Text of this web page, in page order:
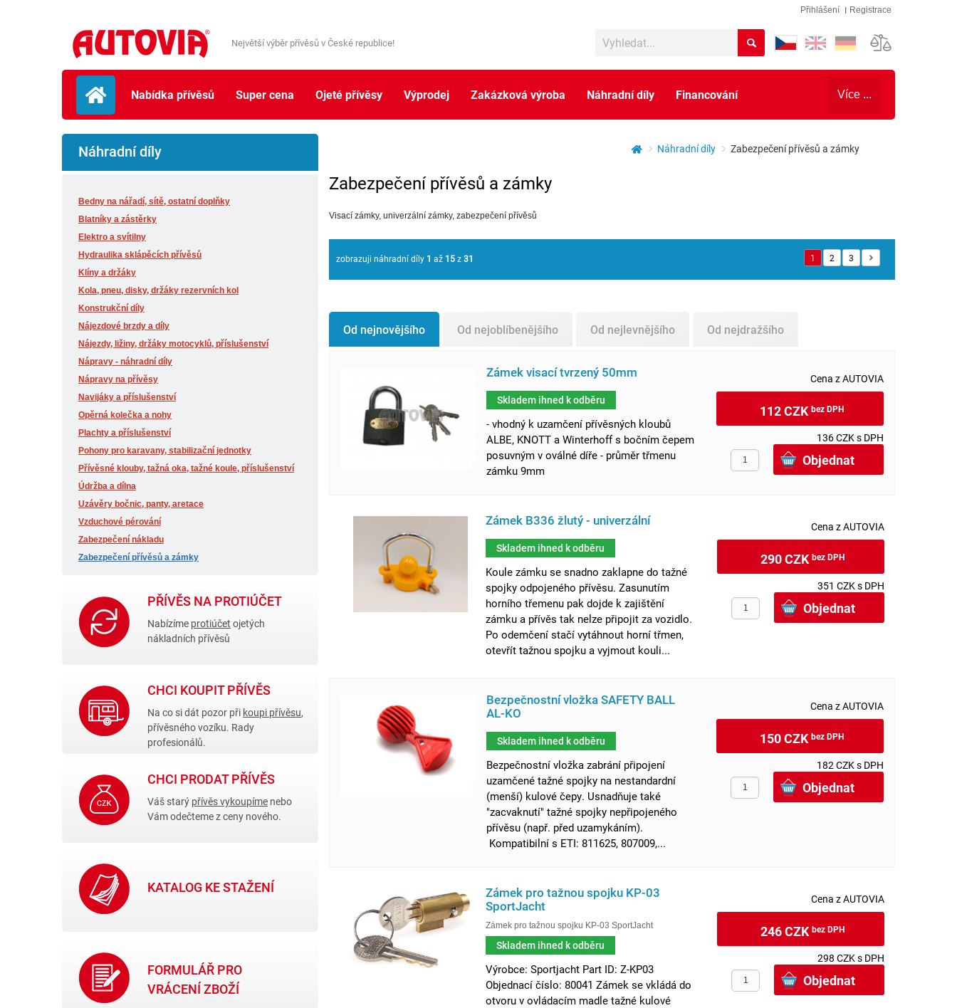
Přihlášení Registrace
Největší výběr přívěsů v České republice!
Nabídka přívěsů Super cena Ojeté přívěsy Výprodej Zakázková výroba Náhradní díly Financování Více ...
Náhradní díly Zabezpečení přívěsů a zámky
Náhradní díly
Bedny na nářadí, sítě, ostatní doplňky
Blatníky a zástěrky
Elektro a svítilny
Hydraulika sklápěcích přívěsů
Klíny a držáky
Kola, pneu, disky, držáky rezervních kol
Konstrukční díly
Nájezdové brzdy a díly
Nájezdy, ližiny, držáky motocyklů, příslušenství
Nápravy - náhradní díly
Nápravy na přívěsy
Navijáky a příslušenství
Opěrná kolečka a nohy
Plachty a příslušenství
Pohony pro karavany, stabilizační jednotky
Přívěsné klouby, tažná oka, tažné koule, příslušenství
Údržba a dílna
Uzávěry bočnic, panty, aretace
Vzduchové pérování
Zabezpečení nákladu
Zabezpečení přívěsů a zámky
PŘÍVĚS NA PROTIÚČET
Nabízíme protiúčet ojetých
nákladních přívěsů
CHCI KOUPIT PŘÍVĚS
Na co si dát pozor při koupi přívěsu,
přívěsného vozíku. Rady
profesionálů.
CHCI PRODAT PŘÍVĚS
Váš starý přívěs vykoupíme nebo
Vám odečteme z ceny nového.
KATALOG KE STAŽENÍ
FORMULÁŘ PRO
VRÁCENÍ ZBOŽÍ
Zabezpečení přívěsů a zámky
Visací zámky, univerzální zámky, zabezpečení přívěsů
zobrazuji náhradní díly 1 až 15z31 1 2 3
Od nejnovějšího Od nejoblíbenějšího Od nejlevnějšího Od nejdražšího
Zámek visací tvrzený 50mm
Skladem ihned k odběru
- vhodný k uzamčení přívěsných kloubů
ALBE, KNOTT a Winterhoff s bočním čepem
posuvným v oválné díře - průměr třmenu
zámku 9mm
Cena z AUTOVIA
112 CZKbez DPH
136 CZK s DPH
Zámek B336 žlutý - univerzální
Skladem ihned k odběru
Koule zámku se snadno zaklapne do tažné
spojky odpojeného přívěsu. Zasunutím
horního třemenu pak dojde k zajištění
zámku a přívěs tak nelze připojit za vozidlo.
Po odemčení stačí vytáhnout horní třmen,
otevřít tažnou spojku a vyjmout kouli...
Cena z AUTOVIA
290 CZKbez DPH
351 CZK s DPH
Bezpečnostní vložka SAFETY BALL
AL-KO
Skladem ihned k odběru
Bezpečnostní vložka zabrání připojení
uzamčené tažné spojky na nestandardní
(menší) kulové čepy. Usnadňuje také
"zacvaknutí" tažné spojky nepřipojeného
přívěsu (např. před uzamykáním).
Kompatibilní s ETI: 811625, 807009,...
Cena z AUTOVIA
150 CZKbez DPH
182 CZK s DPH
Zámek pro tažnou spojku KP-03
SportJacht
Zámek pro tažnou spojku KP-03 SportJacht
Skladem ihned k odběru
Výrobce: Sportjacht Part ID: Z-KP03
Objednací číslo: 80041 Zámek se vkládá do
otvoru v ovládacím madle tažné kulové
Cena z AUTOVIA
246 CZKbez DPH
298 CZK s DPH